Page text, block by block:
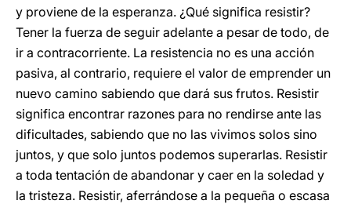
y proviene de la esperanza. ¿Qué significa resistir?
Tener la fuerza de seguir adelante a pesar de todo, de
ir a contracorriente. La resistencia no es una acción
pasiva, al contrario, requiere el valor de emprender un
nuevo camino sabiendo que dará sus frutos. Resistir
significa encontrar razones para no rendirse ante las
dificultades, sabiendo que no las vivimos solos sino
juntos, y que solo juntos podemos superarlas. Resistir
a toda tentación de abandonar y caer en la soledad y
la tristeza. Resistir, aferrándose a la pequeña o escasa